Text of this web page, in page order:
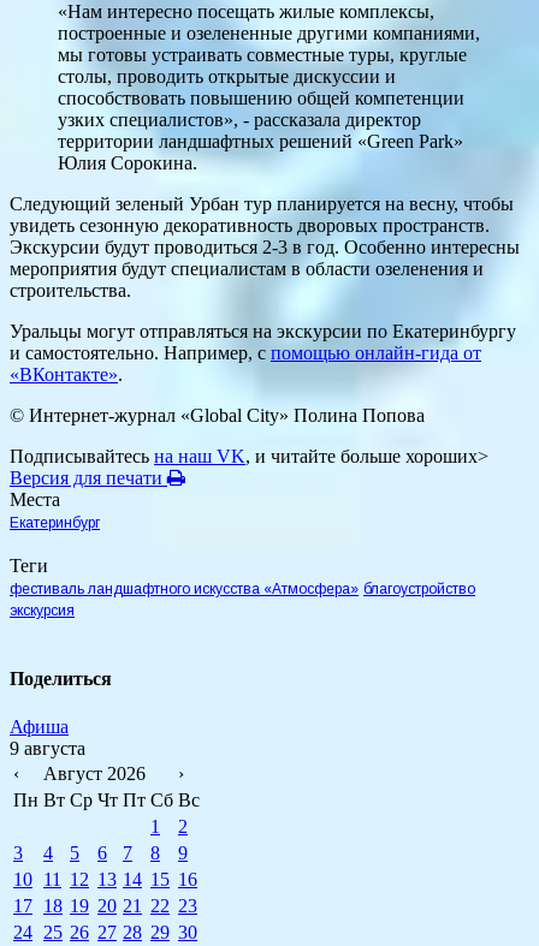
«Нам интересно посещать жилые комплексы,
построенные и озелененные другими компаниями,
мы готовы устраивать совместные туры, круглые
столы, проводить открытые дискуссии и
способствовать повышению общей компетенции
узких специалистов», - рассказала директор
территории ландшафтных решений «Green Park»
Юлия Сорокина.
Следующий зеленый Урбан тур планируется на весну, чтобы
увидеть сезонную декоративность дворовых пространств.
Экскурсии будут проводиться 2-3 в год. Особенно интересны
мероприятия будут специалистам в области озеленения и
строительства.
Уральцы могут отправляться на экскурсии по Екатеринбургу
и самостоятельно. Например, с помощью онлайн-гида от
«ВКонтакте».
© Интернет-журнал «Global City» Полина Попова
Подписывайтесь на наш VK, и читайте больше хороших>
Версия для печати
Места
Екатеринбург
Теги
фестиваль ландшафтного искусства «Атмосфера» благоустройство
экскурсия
Поделиться
Афиша
9 августа
‹
Август 2026
›
Пн Вт Ср Чт Пт Сб Вс
1
2
3
4 5 6 7 8
9
10 11 12 13 14 15 16
17 18 19 20 21 22 23
24 25 26 27 28 29 30